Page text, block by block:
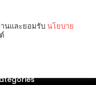
นและยอมรับ นโยบาย